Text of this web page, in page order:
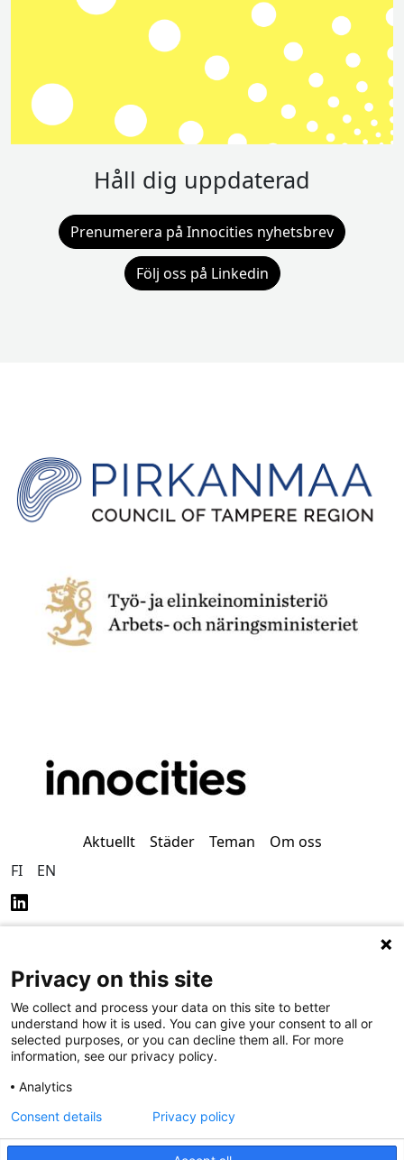
Håll dig uppdaterad
Prenumerera på Innocities nyhetsbrev
Följ oss på Linkedin
Aktuellt Städer Teman
Om oss
FI
EN
Dataskydd (på finska) Tillgänglighet (på finska)
Privacy on this site
We collect and process your data on this site to better
understand how it is used. You can give your consent to all or
selected purposes, or you can decline them all. For more
information, see our privacy policy.
Analytics
Consent details Privacy policy